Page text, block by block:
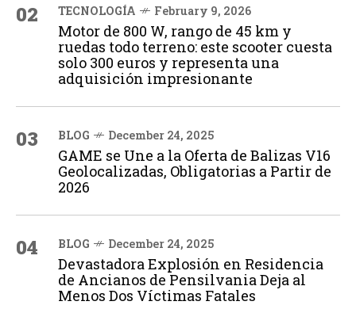
02 TECNOLOGÍA February 9, 2026
Motor de 800 W, rango de 45 km y
ruedas todo terreno: este scooter cuesta
solo 300 euros y representa una
adquisición impresionante
03 BLOG December 24, 2025
GAME se Une a la Oferta de Balizas V16
Geolocalizadas, Obligatorias a Partir de
2026
04 BLOG December 24, 2025
Devastadora Explosión en Residencia
de Ancianos de Pensilvania Deja al
Menos Dos Víctimas Fatales